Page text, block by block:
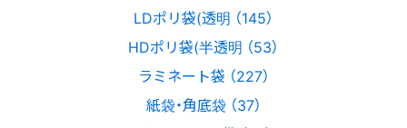
LDポリ袋(透明 （145）
HDポリ袋(半透明 （53）
ラミネート袋 （227）
紙袋・角底袋 （37）